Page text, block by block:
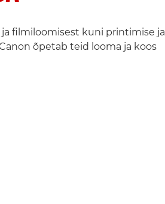
filmiloomisest kuni printimise ja
õpetab teid looma ja koos